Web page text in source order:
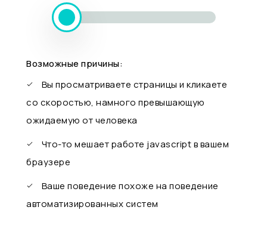
Возможные причины:
Вы просматриваете страницы и кликаете
со скоростью, намного превышающую
ожидаемую от человека
Что-то мешает работе javascript в вашем
браузере
Ваше поведение похоже на поведение
автоматизированных систем